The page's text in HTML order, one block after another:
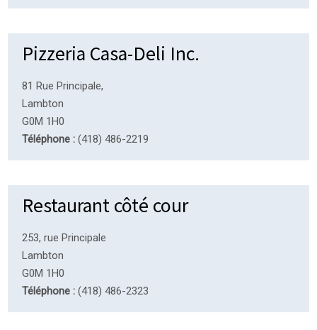
Pizzeria Casa-Deli Inc.
81 Rue Principale,
Lambton
G0M 1H0
Téléphone : (418) 486-2219
Restaurant côté cour
253, rue Principale
Lambton
G0M 1H0
Téléphone : (418) 486-2323